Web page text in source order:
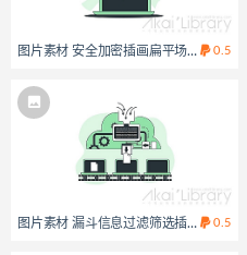
图片素材 安全加密插画扁平场景 0.5
图片素材 漏斗信息过滤筛选插画扁平场景
0.5